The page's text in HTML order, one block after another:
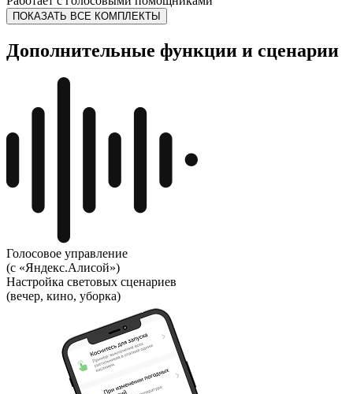
ПОКАЗАТЬ ВСЕ КОМПЛЕКТЫ
Дополнительные функции и сценарии
Голосовое управление
(с «Яндекс.Алисой»)
Настройка световых сценариев
(вечер, кино, уборка)